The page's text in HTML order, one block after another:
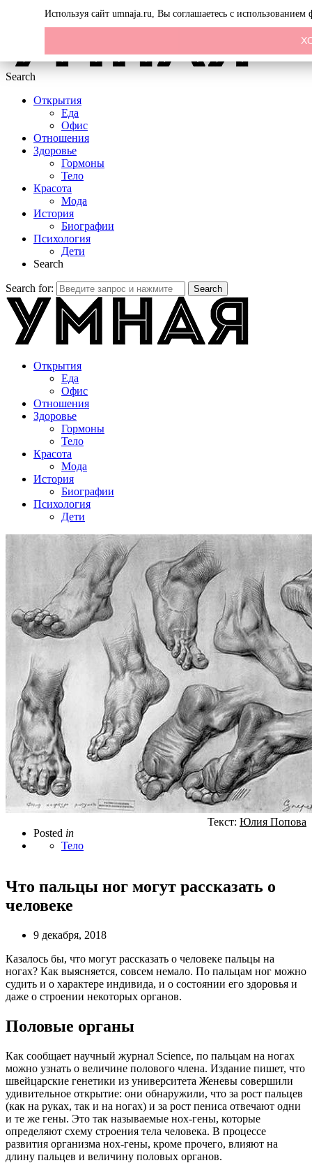
Search
Открытия
Еда
Офис
Отношения
Здоровье
Гормоны
Тело
Красота
Мода
История
Биографии
Психология
Дети
Search
Search for: Search
Открытия
Еда
Офис
Отношения
Здоровье
Гормоны
Тело
Красота
Мода
История
Биографии
Психология
Дети
Posted in
Тело
Текст: Юлия Попова
Что пальцы ног могут рассказать о
человеке
9 декабря, 2018
Казалось бы, что могут рассказать о человеке пальцы на
ногах? Как выясняется, совсем немало. По пальцам ног можно
судить и о характере индивида, и о состоянии его здоровья и
даже о строении некоторых органов.
Половые органы
Как сообщает научный журнал Science, по пальцам на ногах
можно узнать о величине полового члена. Издание пишет, что
швейцарские генетики из университета Женевы совершили
удивительное открытие: они обнаружили, что за рост пальцев
(как на руках, так и на ногах) и за рост пениса отвечают одни
и те же гены. Это так называемые нох-гены, которые
определяют схему строения тела человека. В процессе
развития организма нох-гены, кроме прочего, влияют на
длину пальцев и величину половых органов.
Используя сайт umnaja.ru, Вы соглашаетесь с использованием